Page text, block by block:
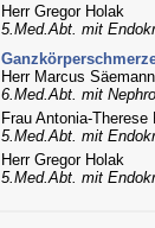
Herr Gregor Holak
5.Med.Abt. mit
Herr Marcus Säemann
6.Med.Abt. mit
Frau Antonia-Therese
5.Med.Abt. mit
Herr Gregor Holak
5.Med.Abt. mit